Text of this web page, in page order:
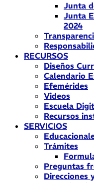
Junta
Junta
2024
RECURSOS
Diseños
Calendario
Efemérides
Videos
Escuela
Recursos
SERVICIOS
Trámites
Preguntas
Direcciones